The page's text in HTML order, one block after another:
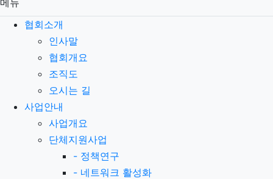
메뉴
협회소개
인사말
협회개요
조직도
오시는 길
사업안내
사업개요
단체지원사업
- 정책연구
- 네트워크 활성화